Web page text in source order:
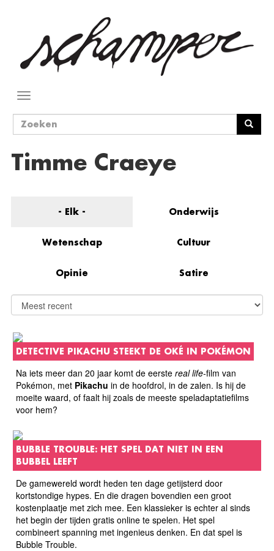
inhoud
Navigatie
Zoekveld
Timme Craeye
- Elk - Onderwijs
Wetenschap Cultuur
Opinie Satire
DETECTIVE PIKACHU STEEKT DE OKÉ IN POKÉMON
Na iets meer dan 20 jaar komt de eerste real life-film van
Pokémon, met Pikachu in de hoofdrol, in de zalen. Is hij de
moeite waard, of faalt hij zoals de meeste speladaptatiefilms
voor hem?
BUBBLE TROUBLE: HET SPEL DAT NIET IN EEN
BUBBEL LEEFT
De gamewereld wordt heden ten dage getijsterd door
kortstondige hypes. En die dragen bovendien een groot
kostenplaatje met zich mee. Een klassieker is echter al sinds
het begin der tijden gratis online te spelen. Het spel
combineert spanning met ingenieus denken. En dat spel is
Bubble Trouble.